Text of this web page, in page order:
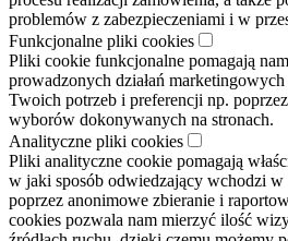
problemów z zabezpieczeniami i w
Funkcjonalne pliki cookies
Pliki cookie funkcjonalne pomagają
prowadzonych działań
Twoich potrzeb i preferencji np.
wyborów dokonywanych na stronach.
Analityczne pliki cookies
Pliki analityczne cookie pomagają
w jaki sposób odwiedzający wchodzi w
poprzez anonimowe zbieranie i
cookies pozwala nam mierzyć ilość